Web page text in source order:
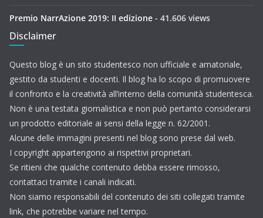
Premio NarrAzione 2019: II edizione - 41.606 views
Disclaimer
Questo blog è un sito studentesco non ufficiale e amatoriale,
gestito da studenti e docenti. Il blog ha lo scopo di promuovere
il confronto e la creatività all’interno della comunità studentesca.
Non è una testata giornalistica e non può pertanto considerarsi
un prodotto editoriale ai sensi della legge n. 62/2001.
Alcune delle immagini presenti nel blog sono prese dal web.
I copyright appartengono ai rispettivi proprietari.
Se ritieni che qualche contenuto debba essere rimosso,
contattaci tramite i canali indicati.
Non siamo responsabili del contenuto dei siti collegati tramite
link, che potrebbe variare nel tempo.